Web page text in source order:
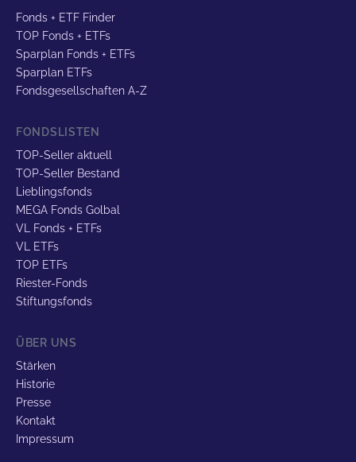
Fonds + ETF Finder
TOP Fonds + ETFs
Sparplan Fonds + ETFs
Sparplan ETFs
Fondsgesellschaften A-Z
FONDSLISTEN
TOP-Seller aktuell
TOP-Seller Bestand
Lieblingsfonds
MEGA Fonds Golbal
VL Fonds + ETFs
VL ETFs
TOP ETFs
Riester-Fonds
Stiftungsfonds
ÜBER UNS
Stärken
Historie
Presse
Kontakt
Impressum